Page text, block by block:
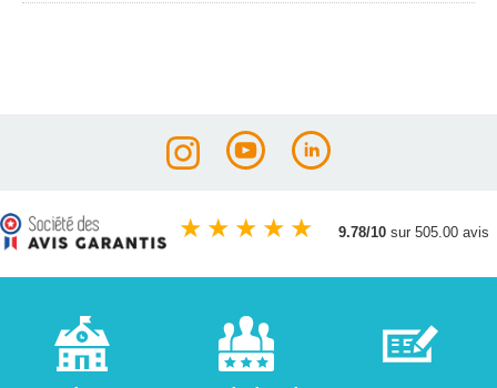
★ ★ ★ ★ ★ 9.78/10 sur 505.00 avis